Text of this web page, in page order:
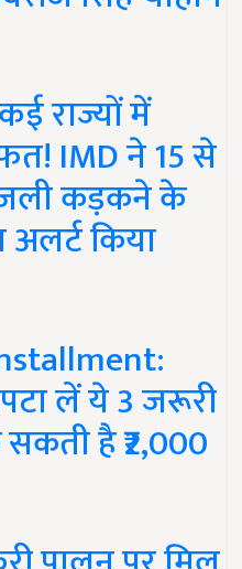
राज्यों में
IMD ने 15 से
कड़कने के
किया
लें ये 3 जरूरी
है ₹2,000